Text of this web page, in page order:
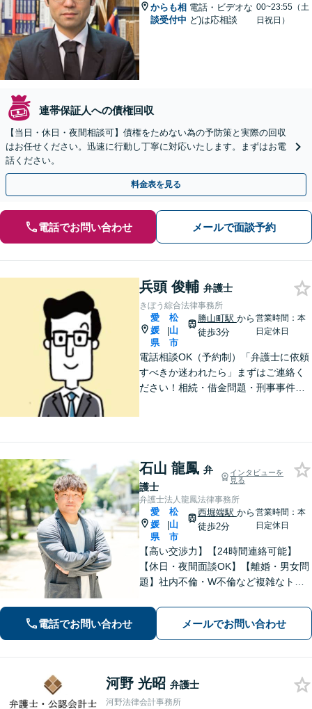
からも相
談受付中
電話・ビデオな
ど)は応相談
00~23:55（土
日祝日）
連帯保証人への債権回収
【当日・休日・夜間相談可】債権をためない為の予防策と実際の回収
はお任せください。迅速に行動し丁寧に対応いたします。まずはお電
話ください。
料金表を見る
電話でお問い合わせ メールで面談予約
兵頭 俊輔 弁護士
きぼう綜合法律事務所
愛
媛
県
|
松
山
市
勝山町駅 から
徒歩3分
営業時間：本
日定休日
電話相談OK（予約制）「弁護士に依頼
すべきか迷われたら」まずはご連絡く
ださい！相続・借金問題・刑事事件・
石山 龍鳳 弁
護士
インタビューを
見る
弁護士法人龍鳳法律事務所
愛
媛
県
|
松
山
市
西堀端駅 から
徒歩2分
営業時間：本
日定休日
【高い交渉力】【24時間連絡可能】
【休日・夜間面談OK】【離婚・男女問
題】社内不倫・W不倫など複雑なトラ
求や退職代行もお受けします。【刑事
事件】刑事事件は１分１秒が勝負で
す。迅速に対応します。
電話でお問い合わせ メールでお問い合わせ
河野 光昭 弁護士
河野法律会計事務所